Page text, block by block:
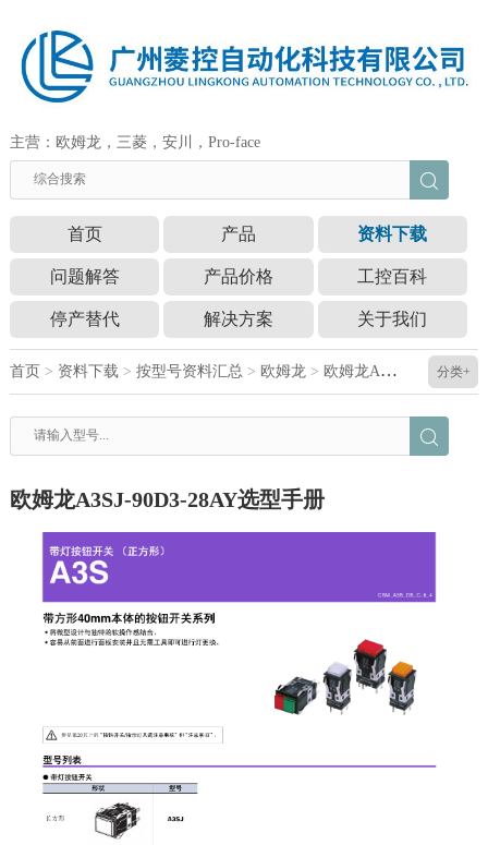
主营：欧姆龙，三菱，安川，Pro-face
首页 产品 资料下载
问题解答 产品价格 工控百科
停产替代 解决方案 关于我们
首页 > 资料下载 > 按型号资料汇总 > 欧姆龙 > 欧姆龙A3SJ-90D3-28AY选型手册 分类+
欧姆龙A3SJ-90D3-28AY选型手册